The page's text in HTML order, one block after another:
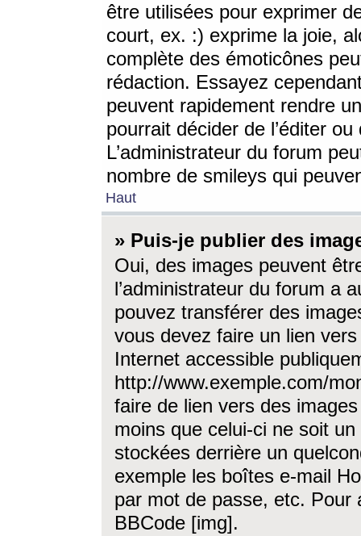
être utilisées pour exprimer
court, ex. :) exprime la joie,
complète des émoticônes
rédaction. Essayez
peuvent rapidement rendre
pourrait décider de l’éditer
L’administrateur du forum
nombre de smileys qui
Haut
» Puis-je publier des
Oui, des images peuvent
l’administrateur du forum a
pouvez transférer des
vous devez faire un lien
Internet accessible
http://www.exemple.com/
faire de lien vers des
moins que celui-ci ne soit
stockées derrière un
exemple les boîtes e-mail
par mot de passe, etc. Pour
BBCode [img].